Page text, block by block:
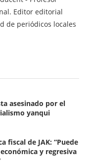
Editor editorial
de periódicos locales
asesinado por el
yanqui
fiscal de JAK: “Puede
y regresiva